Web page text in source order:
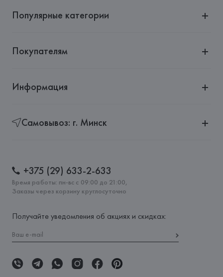
Популярные категории
Покупателям
Информация
Самовывоз: г. Минск
+375 (29) 633-2-633
Время работы: пн-вс с 09:00 до 21:00,
Заказы через корзину круглосуточно
Получайте уведомления об акциях и скидках: